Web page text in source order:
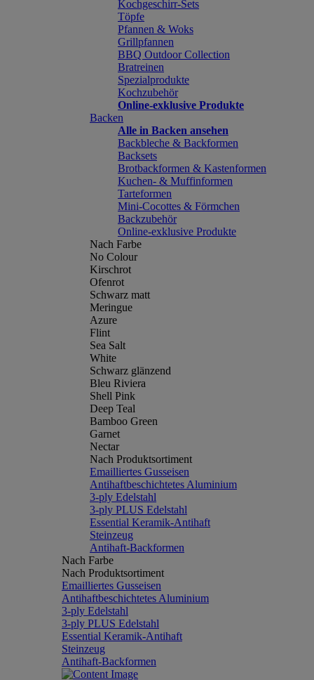
Kochgeschirr-Sets
Töpfe
Pfannen & Woks
Grillpfannen
BBQ Outdoor Collection
Bratreinen
Spezialprodukte
Kochzubehör
Online-exklusive Produkte
Backen
Alle in Backen ansehen
Backbleche & Backformen
Backsets
Brotbackformen & Kastenformen
Kuchen- & Muffinformen
Tarteformen
Mini-Cocottes & Förmchen
Backzubehör
Online-exklusive Produkte
Nach Farbe
No Colour
Kirschrot
Ofenrot
Schwarz matt
Meringue
Azure
Flint
Sea Salt
White
Schwarz glänzend
Bleu Riviera
Shell Pink
Deep Teal
Bamboo Green
Garnet
Nectar
Nach Produktsortiment
Emailliertes Gusseisen
Antihaftbeschichtetes Aluminium
3-ply Edelstahl
3-ply PLUS Edelstahl
Essential Keramik-Antihaft
Steinzeug
Antihaft-Backformen
Nach Farbe
Nach Produktsortiment
Emailliertes Gusseisen
Antihaftbeschichtetes Aluminium
3-ply Edelstahl
3-ply PLUS Edelstahl
Essential Keramik-Antihaft
Steinzeug
Antihaft-Backformen